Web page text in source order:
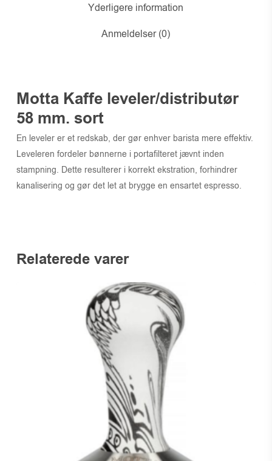
Yderligere information
Anmeldelser (0)
Motta Kaffe leveler/distributør
58 mm. sort
En leveler er et redskab, der gør enhver barista mere effektiv.
Leveleren fordeler bønnerne i portafilteret jævnt inden
stampning. Dette resulterer i korrekt ekstration, forhindrer
kanalisering og gør det let at brygge en ensartet espresso.
Relaterede varer